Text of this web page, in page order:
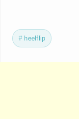
heelflip